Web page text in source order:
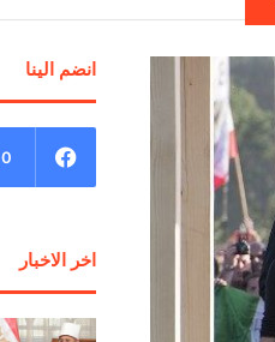
انضم الينا
0
اخر الاخبار